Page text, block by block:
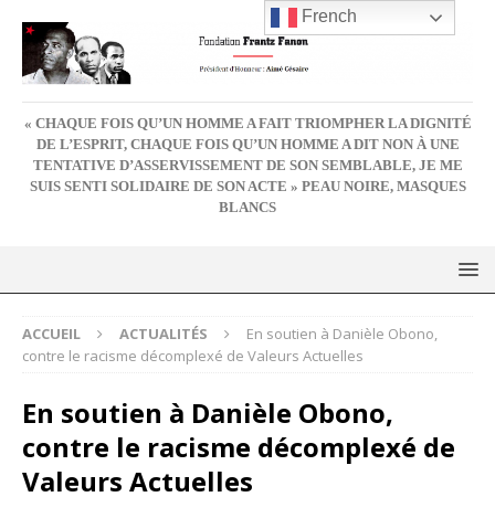
« CHAQUE FOIS QU’UN HOMME A FAIT TRIOMPHER LA DIGNITÉ
DE L’ESPRIT, CHAQUE FOIS QU’UN HOMME A DIT NON À UNE
TENTATIVE D’ASSERVISSEMENT DE SON SEMBLABLE, JE ME
SUIS SENTI SOLIDAIRE DE SON ACTE » PEAU NOIRE, MASQUES
BLANCS
ACCUEIL ACTUALITÉS
En soutien à Danièle Obono,
contre le racisme décomplexé de Valeurs Actuelles
En soutien à Danièle Obono,
contre le racisme décomplexé de
Valeurs Actuelles
French